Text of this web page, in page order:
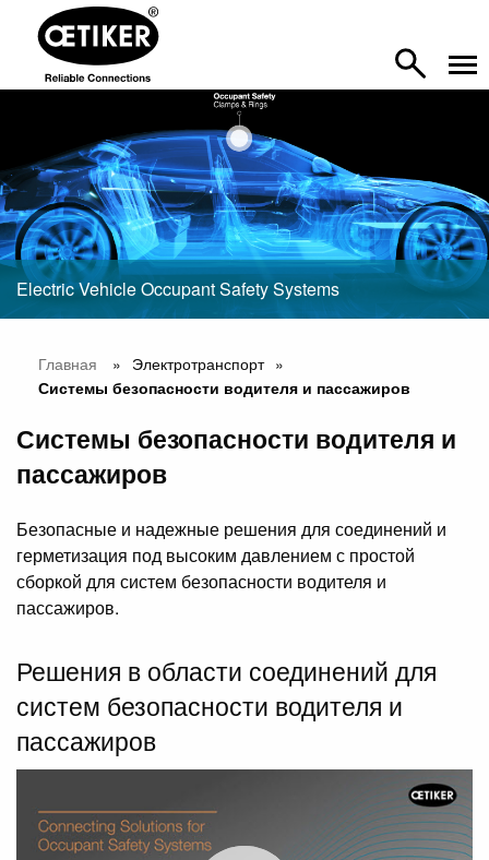
Electric Vehicle Occupant Safety Systems
Главная
Электротранспорт
Системы безопасности водителя и пассажиров
Системы безопасности водителя и
пассажиров
Безопасные и надежные решения для соединений и
герметизация под высоким давлением с простой
сборкой для систем безопасности водителя и
пассажиров.
Решения в области соединений для
систем безопасности водителя и
пассажиров